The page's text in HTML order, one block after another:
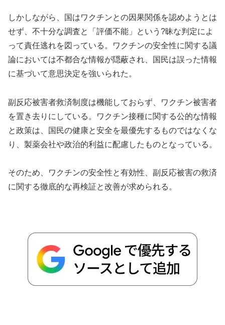
しかしながら、国はワクチンとの因果関係を認めようとは
せず、不十分な調査と「評価不能」という?昧な判定によ
って責任逃れを図っている。ワクチンの安全性に関する議
論においては不都合な情報が隠蔽され、国民は誤った情報
に基づいて意思決定を強いられた。
副反応被害者救済制度は機能しておらず、ワクチン被害者
を置き去りにしている。ワクチン接種に関する公的な情報
と政策は、国民の健康と安全を最優先するものではなくな
り、製薬会社や政治的利益に配慮したものとなっている。
そのため、ワクチンの安全性と有効性、副反応被害の救済
に関する徹底的な再検証と改善が求められる。